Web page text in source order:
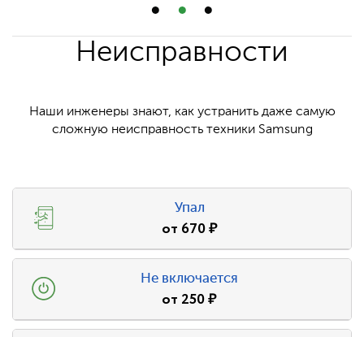
Неисправности
Наши инженеры знают, как устранить даже самую
сложную неисправность техники Samsung
Упал
от 670₽
Не включается
от 250₽